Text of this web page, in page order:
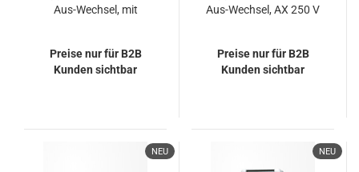
Aus-Wechsel, mit
Preise nur für B2B
Kunden sichtbar
Aus-Wechsel, AX 250 V
Preise nur für B2B
Kunden sichtbar
NEU NEU